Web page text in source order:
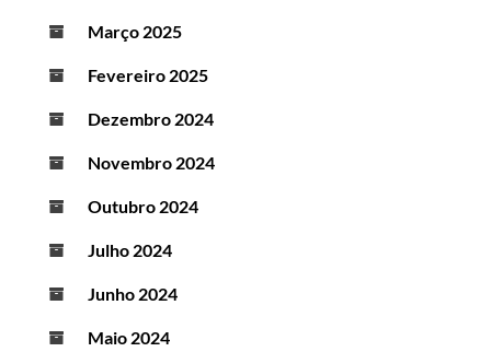
Março 2025
Fevereiro 2025
Dezembro 2024
Novembro 2024
Outubro 2024
Julho 2024
Junho 2024
Maio 2024